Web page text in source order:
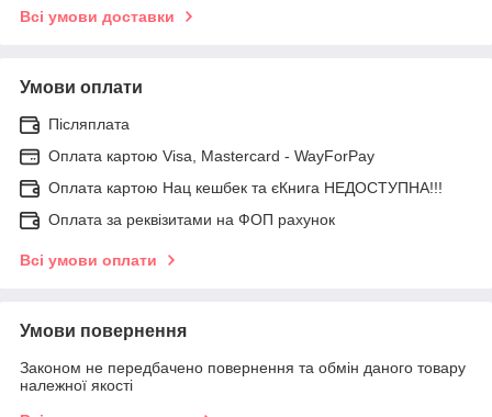
Всі умови доставки
Умови оплати
Післяплата
Оплата картою Visa, Mastercard - WayForPay
Оплата картою Нац кешбек та єКнига НЕДОСТУПНА!!!
Оплата за реквізитами на ФОП рахунок
Всі умови оплати
Умови повернення
Законом не передбачено повернення та обмін даного товару
належної якості